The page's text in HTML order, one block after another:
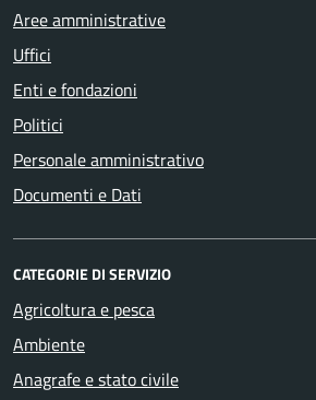
Aree amministrative
Uffici
Enti e fondazioni
Politici
Personale amministrativo
Documenti e Dati
CATEGORIE DI SERVIZIO
Agricoltura e pesca
Ambiente
Anagrafe e stato civile